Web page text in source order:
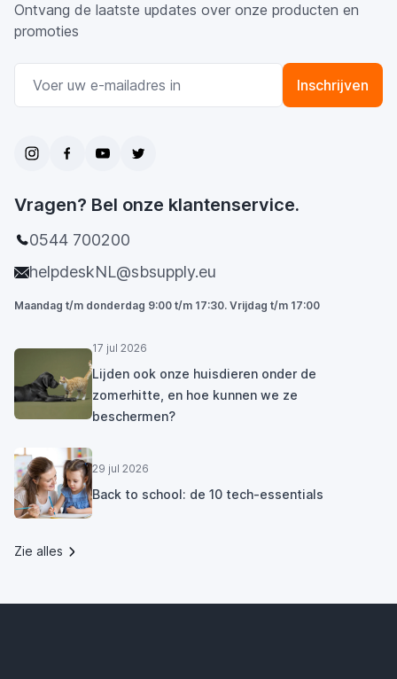
Ontvang de laatste updates over onze producten en
promoties
Inschrijven
Vragen? Bel onze klantenservice.
0544 700200
helpdeskNL@sbsupply.eu
Maandag t/m donderdag 9:00 t/m 17:30. Vrijdag t/m 17:00
17 jul 2026
Lijden ook onze huisdieren onder de
zomerhitte, en hoe kunnen we ze
beschermen?
29 jul 2026
Back to school: de 10 tech-essentials
Zie alles